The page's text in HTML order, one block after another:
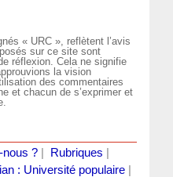
« URC », reflètent l’avis
sur ce site sont
réflexion. Cela ne signifie
la vision
des commentaires
et chacun de s’exprimer et
?| Rubriques
: Université populaire